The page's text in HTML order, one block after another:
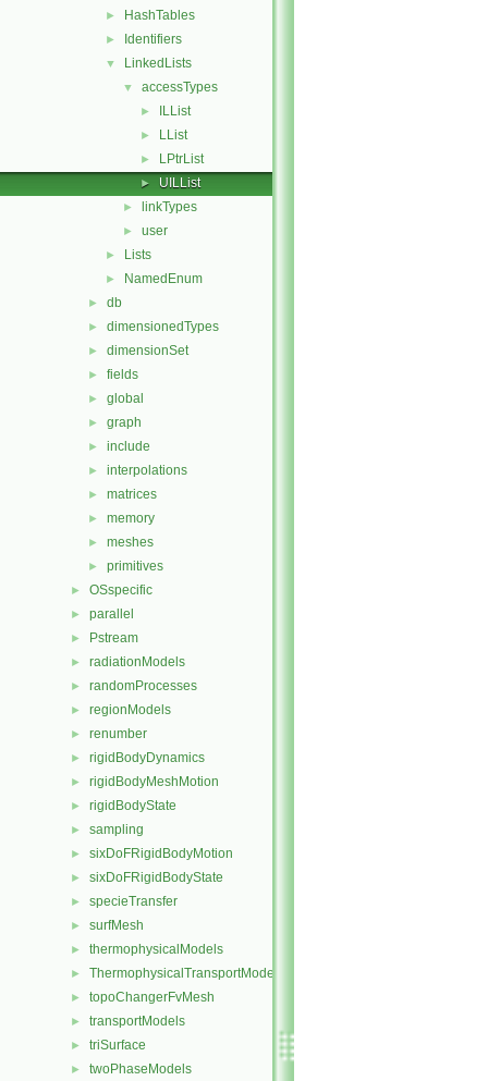
► HashTables
► Identifiers
▼ LinkedLists
▼ accessTypes
► ILList
► LList
► LPtrList
► UILList
► linkTypes
► user
► Lists
► NamedEnum
► db
► dimensionedTypes
► dimensionSet
► fields
► global
► graph
► include
► interpolations
► matrices
► memory
► meshes
► primitives
► OSspecific
► parallel
► Pstream
► radiationModels
► randomProcesses
► regionModels
► renumber
► rigidBodyDynamics
► rigidBodyMeshMotion
► rigidBodyState
► sampling
► sixDoFRigidBodyMotion
► sixDoFRigidBodyState
► specieTransfer
► surfMesh
► thermophysicalModels
► ThermophysicalTransportModels
► topoChangerFvMesh
► transportModels
► triSurface
► twoPhaseModels